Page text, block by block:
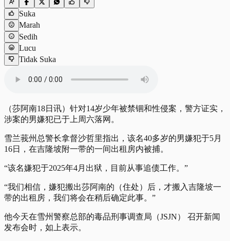
Suka
Marah
Sedih
Lucu
Tidak Suka
（莎阿南18日讯）针对14岁少年被禁锢和性侵案，警方证实，
涉案的男嫌犯已于上周六落网。
雪兰莪州总警长拿督沙哲里指出，该名40多岁的男嫌犯于5月
16日，在吉隆坡附一带的一间出租房内被捕。
“该名嫌犯于2025年4月出狱，目前从事追债工作。”
“我们相信，嫌犯搬出莎阿南的（住处）后，才搬入吉隆坡一
带的出租房，我们将会在稍后确定此事。”
他今天在雪州警察总部的毒品刑事调查局（JSJN） 召开新闻
发布会时，如上表示。